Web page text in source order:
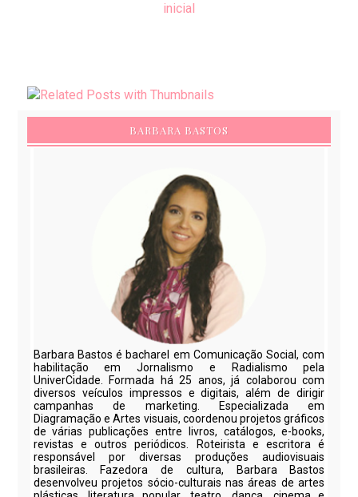
inicial
BARBARA BASTOS
Barbara Bastos é bacharel em Comunicação Social, com
habilitação em Jornalismo e Radialismo pela
UniverCidade. Formada há 25 anos, já colaborou com
diversos veículos impressos e digitais, além de dirigir
campanhas de marketing. Especializada em
Diagramação e Artes visuais, coordenou projetos gráficos
de várias publicações entre livros, catálogos, e-books,
revistas e outros periódicos. Roteirista e escritora é
responsável por diversas produções audiovisuais
brasileiras. Fazedora de cultura, Barbara Bastos
desenvolveu projetos sócio-culturais nas áreas de artes